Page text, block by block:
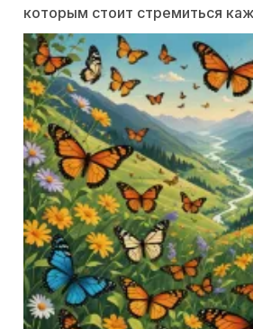
которым стоит стремиться